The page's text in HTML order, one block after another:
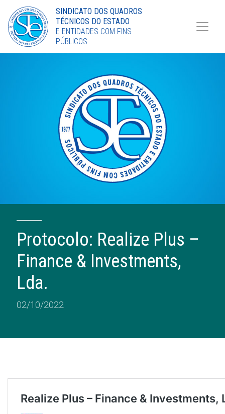
Torne-se Sócio
LinkedIn
SINDICATO DOS QUADROS
TÉCNICOS DO ESTADO
E ENTIDADES COM FINS
PÚBLICOS
Protocolo: Realize Plus –
Finance & Investments,
Lda.
02/10/2022